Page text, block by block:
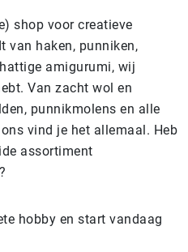
shop voor creatieve
van haken, punniken,
amigurumi, wij
Van zacht wol en
punnikmolens en alle
vind je het allemaal. Heb
assortiment
hobby en start vandaag